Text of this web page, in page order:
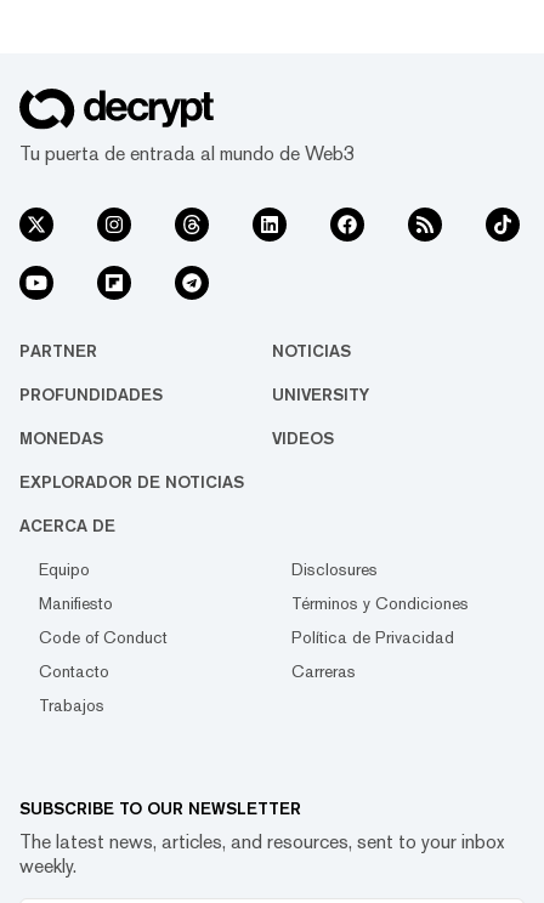
Tu puerta de entrada al mundo de Web3
PARTNER NOTICIAS
PROFUNDIDADES UNIVERSITY
MONEDAS VIDEOS
EXPLORADOR DE NOTICIAS
ACERCA DE
Equipo
Disclosures
Manifiesto
Términos y Condiciones
Code of Conduct
Política de Privacidad
Contacto
Carreras
Trabajos
SUBSCRIBE TO OUR NEWSLETTER
The latest news, articles, and resources, sent to your inbox
weekly.